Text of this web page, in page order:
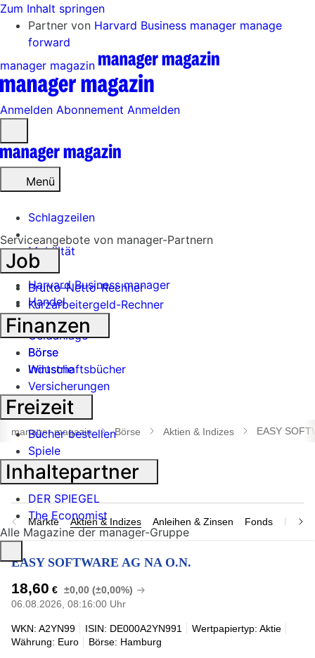
Zum Inhalt springen
Partner von Harvard Business manager manage
forward
manager magazin
Anmelden Abonnement Anmelden
öffnen
Menü
Schlagzeilen
Mobilität
Tech
Harvard Business manager
Handel
Banken
Geldanlage
Börse
Industrie
Suche
öffnen
manager magazin Börse Aktien & Indizes EASY
Märkte Aktien & Indizes Anleihen & Zinsen Fonds
EASY SOFTWARE AG NA O.N.
18,60 € ±0,00 (±0,00%)
06.08.2026, 08:16:00 Uhr
WKN: A2YN99 ISIN: DE000A2YN991
Wertpapiertyp: Aktie
Währung: Euro
Börse: Hamburg
Serviceangebote von manager-Partnern
Job
Brutto-Netto-Rechner
Kurzarbeitergeld-Rechner
Finanzen
Börse
Wirtschaftsbücher
Versicherungen
Freizeit
Bücher bestellen
Spiele
Inhaltepartner
DER SPIEGEL
The Economist
Alle Magazine der manager-Gruppe